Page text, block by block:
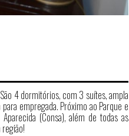
4 dormitórios, com 3 suítes, ampla
empregada. Próximo ao Parque e
(Consa), além de todas as